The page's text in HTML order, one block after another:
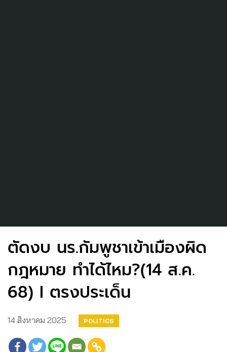
ตัดงบ นร.กัมพูชาเข้าเมืองผิด
กฎหมาย ทำได้ไหม?(14 ส.ค.
68) I ตรงประเด็น
14 สิงหาคม 2025 POLITICS